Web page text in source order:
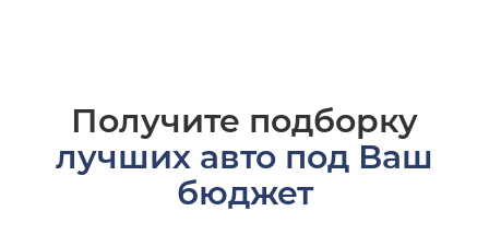
Получите подборку
лучших авто под Ваш
бюджет